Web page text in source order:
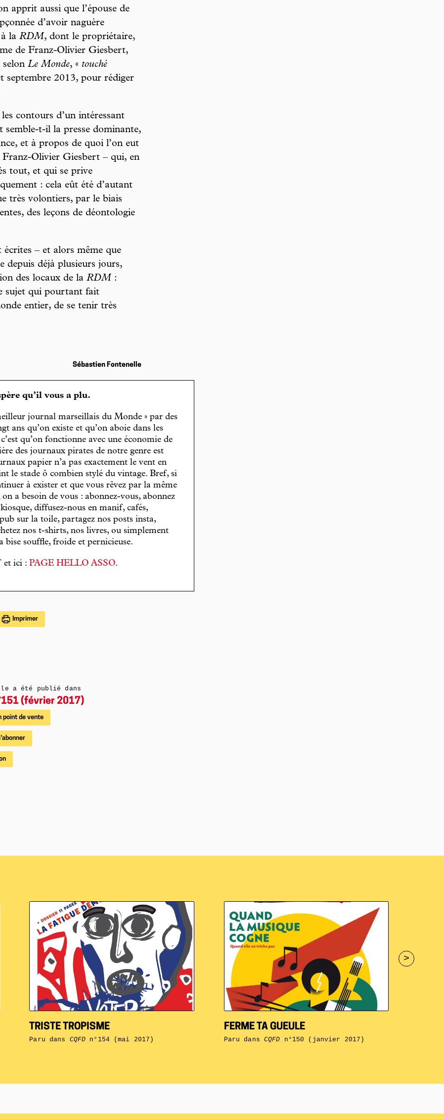
apprit aussi que l’épouse de
d’avoir naguère
la RDM, dont le propriétaire,
de Franz-Olivier Giesbert,
Le Monde, « touché
septembre 2013, pour rédiger
contours d’un intéressant
t-il la presse dominante,
et à propos de quoi l’on eut
Olivier Giesbert – qui, en
tout, et qui se prive
: cela eût été d’autant
très volontiers, par le biais
des leçons de déontologie
– et alors même que
depuis déjà plusieurs jours,
des locaux de la RDM :
sujet qui pourtant fait
entier, de se tenir très
Sébastien Fontenelle
qu’il vous a plu.
journal marseillais du Monde » par des
ans qu’on existe et qu’on aboie dans les
qu’on fonctionne avec une économie de
des journaux pirates de notre genre est
papier n’a pas exactement le vent en
le stade ô combien stylé du vintage. Bref, si
à exister et que vous rêvez par la même
a besoin de vous : abonnez-vous, abonnez
diffusez-nous en manif, cafés,
sur la toile, partagez nos posts insta,
nos t-shirts, nos livres, ou simplement
bise souffle, froide et pernicieuse.
et ici : PAGE HELLO ASSO.
Imprimer
a été publié dans
(février 2017)
point de vente
>
TRISTE TROPISME
Paru dans CQFD n°154 (mai 2017)
FERME TA GUEULE
Paru dans CQFD n°150 (janvier 2017)